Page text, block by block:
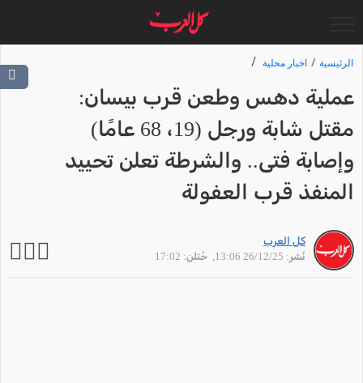
الرئيسية اخبار محلية
عملية دهس وطعن قرب بيسان:
مقتل شابة ورجل (19، 68 عامًا)
وإصابة فتى.. والشرطة تعلن تحييد
المنفذ قرب العفولة
كل العرب
نُشر: 26/12/25 13:06
, حُتلن: 17:02